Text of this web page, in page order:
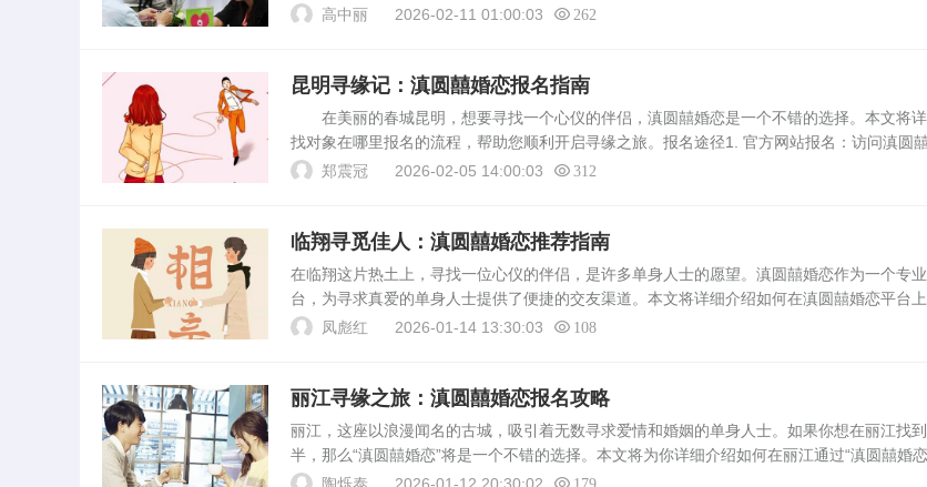
半的首选之地。本文将围绕“滇圆囍婚恋”这一平台展开，详细解析其为何成为耿马找女朋友的
高中丽 2026-02-11 01:00:03 262
昆明寻缘记：滇圆囍婚恋报名指南
在美丽的春城昆明，想要寻找一个心仪的伴侣，滇圆囍婚恋是一个不错的选择。本文将详
找对象在哪里报名的流程，帮助您顺利开启寻缘之旅。报名途径1. 官方网站报名：访问滇圆囍
网站，填写个人信息，选择报名参加婚恋活动。 2. 线下门店报名：前往滇圆囍婚恋的实体
郑震冠 2026-02-05 14:00:03 312
临翔寻觅佳人：滇圆囍婚恋推荐指南
在临翔这片热土上，寻找一位心仪的伴侣，是许多单身人士的愿望。滇圆囍婚恋作为一个专
台，为寻求真爱的单身人士提供了便捷的交友渠道。本文将详细介绍如何在滇圆囍婚恋平台上
小姐姐，以期帮助您在临翔的婚恋之旅中收获美满与幸福。明确需求与目标 在开始寻找之
凤彪红 2026-01-14 13:30:03 108
丽江寻缘之旅：滇圆囍婚恋报名攻略
丽江，这座以浪漫闻名的古城，吸引着无数寻求爱情和婚姻的单身人士。如果你想在丽江找
半，那么“滇圆囍婚恋”将是一个不错的选择。本文将为你详细介绍如何在丽江通过“滇圆囍婚恋
你的寻缘之旅。报名途径想要在丽江参加“滇圆囍婚恋”活动，你可以通过以下途径进行报名：
179